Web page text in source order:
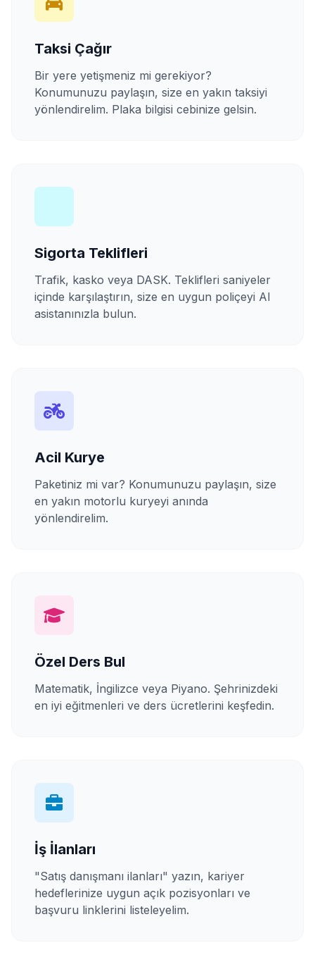
Taksi Çağır
Bir yere yetişmeniz mi gerekiyor?
Konumunuzu paylaşın, size en yakın taksiyi
yönlendirelim. Plaka bilgisi cebinize gelsin.
Sigorta Teklifleri
Trafik, kasko veya DASK. Teklifleri saniyeler
içinde karşılaştırın, size en uygun poliçeyi AI
asistanınızla bulun.
Acil Kurye
Paketiniz mi var? Konumunuzu paylaşın, size
en yakın motorlu kuryeyi anında
yönlendirelim.
Özel Ders Bul
Matematik, İngilizce veya Piyano. Şehrinizdeki
en iyi eğitmenleri ve ders ücretlerini keşfedin.
İş İlanları
"Satış danışmanı ilanları" yazın, kariyer
hedeflerinize uygun açık pozisyonları ve
başvuru linklerini listeleyelim.